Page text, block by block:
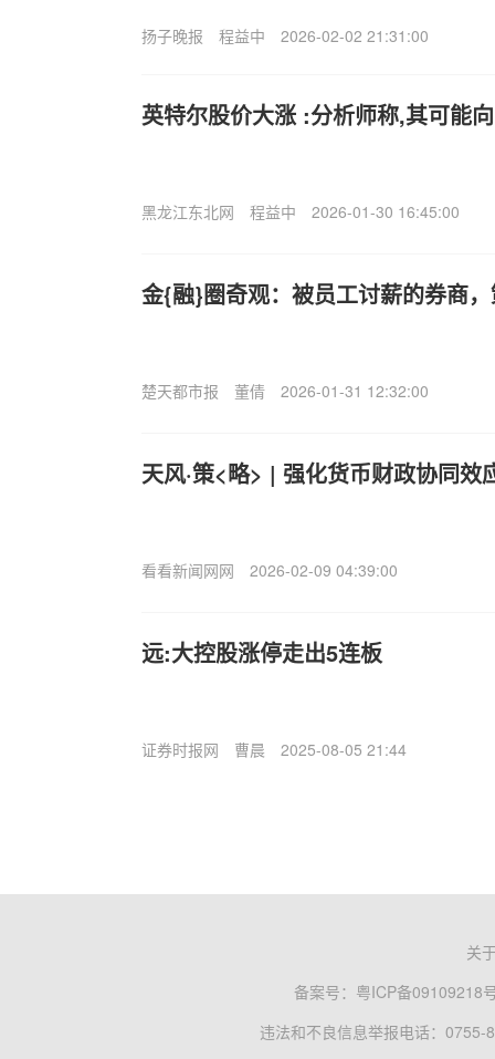
扬子晚报 程益中 2026-02-02 21:31:00
英特尔股价大涨 :分析师称,其可能
黑龙江东北网 程益中 2026-01-30 16:45:00
金{融}圈奇观：被员工讨薪的券商
楚天都市报 董倩 2026-01-31 12:32:00
天风·策<略> | 强化货币财政协同效
看看新闻网网 2026-02-09 04:39:00
远:大控股涨停走出5连板
证券时报网 曹晨 2025-08-05 21:44
关
备案号： 粤ICP备09109218
违法和不良信息举报电话：0755-